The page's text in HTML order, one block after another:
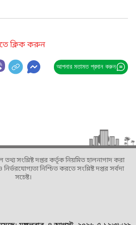
ক্লিক করুন
আপনার মতামত প্রদান করুন
সংশ্লিষ্ট দপ্তর কর্তৃক নিয়মিত হালনাগাদ করা
নিশ্চিত করতে সংশ্লিষ্ট দপ্তর সর্বদা
সচেষ্ট।